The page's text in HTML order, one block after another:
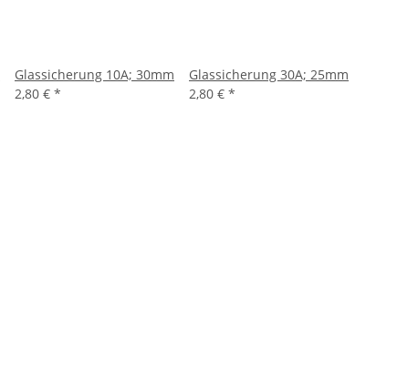
Glassicherung 10A; 30mm
2,80 € *
Glassicherung 30A; 25mm
2,80 € *